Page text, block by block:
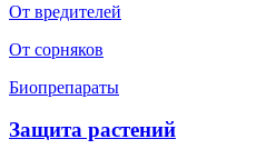
От вредителей
От сорняков
Биопрепараты
Защита растений